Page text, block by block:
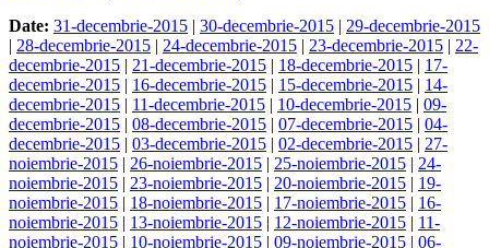
Date: 31-decembrie-2015 | 30-decembrie-2015 | 29-decembrie-2015
| 28-decembrie-2015 | 24-decembrie-2015 | 23-decembrie-2015 | 22-
decembrie-2015 | 21-decembrie-2015 | 18-decembrie-2015 | 17-
decembrie-2015 | 16-decembrie-2015 | 15-decembrie-2015 | 14-
decembrie-2015 | 11-decembrie-2015 | 10-decembrie-2015 | 09-
decembrie-2015 | 08-decembrie-2015 | 07-decembrie-2015 | 04-
decembrie-2015 | 03-decembrie-2015 | 02-decembrie-2015 | 27-
noiembrie-2015 | 26-noiembrie-2015 | 25-noiembrie-2015 | 24-
noiembrie-2015 | 23-noiembrie-2015 | 20-noiembrie-2015 | 19-
noiembrie-2015 | 18-noiembrie-2015 | 17-noiembrie-2015 | 16-
noiembrie-2015 | 13-noiembrie-2015 | 12-noiembrie-2015 | 11-
noiembrie-2015 | 10-noiembrie-2015 | 09-noiembrie-2015 | 06-